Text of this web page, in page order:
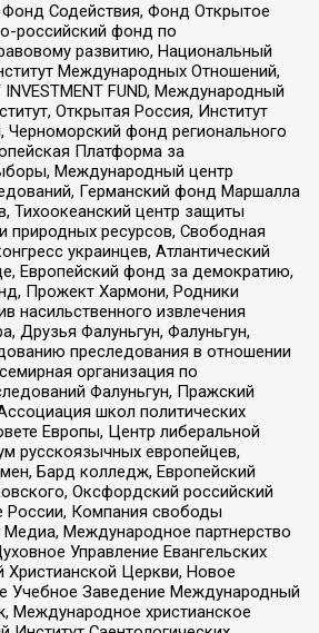
Содействия, Фонд Открытое
российский фонд по
развитию, Национальный
Международных Отношений,
INVESTMENT FUND, Международный
Открытая Россия, Институт
Черноморский фонд регионального
Платформа за
Международный центр
Германский фонд Маршалла
Тихоокеанский центр защиты
ресурсов, Свободная
украинцев, Атлантический
Европейский фонд за демократию,
Прожект Хармони, Родники
насильственного извлечения
Друзья Фалуньгун, Фалуньгун,
преследования в отношении
организация по
Фалуньгун, Пражский
школ политических
Европы, Центр либеральной
русскоязычных европейцев,
Бард колледж, Европейский
Оксфордский российский
Компания свободы
Международное партнерство
Управление Евангельских
Христианской Церкви, Новое
Учебное Заведение Международный
Международное христианское